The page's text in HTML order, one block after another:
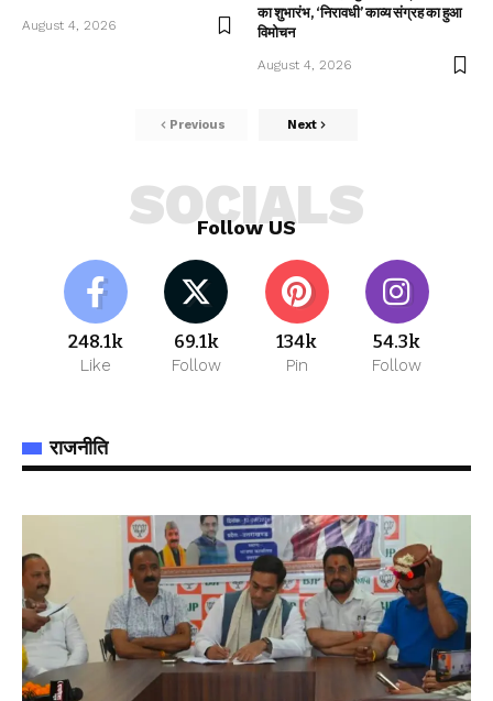
August 4, 2026
का शुभारंभ, ‘निरावधी’ काव्य संग्रह का हुआ
विमोचन
August 4, 2026
Previous Next
Follow US
SOCIALS
248.1k
Like
69.1k
Follow
134k
Pin
54.3k
Follow
राजनीति